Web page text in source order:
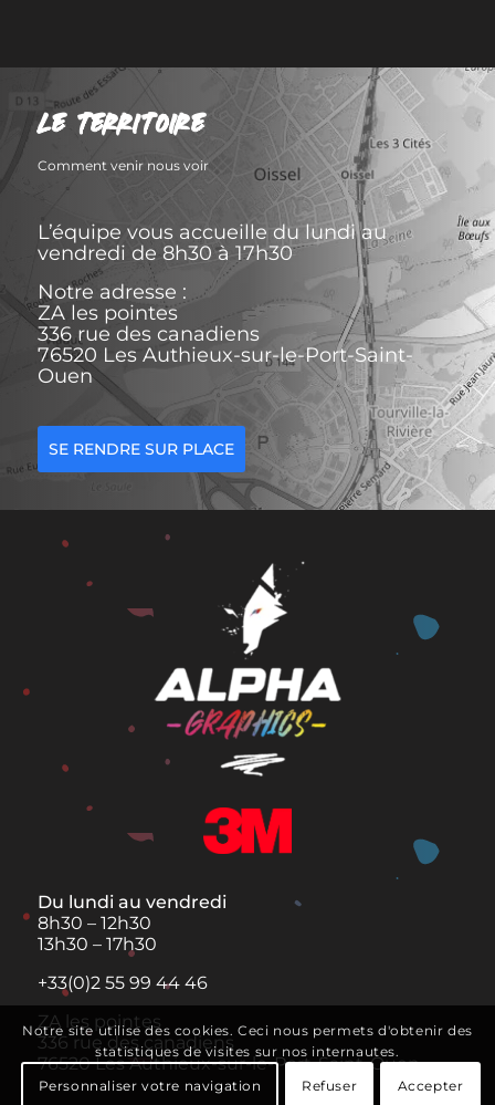
LE TERRITOIRE
Comment venir nous voir
L’équipe vous accueille du lundi au
vendredi de 8h30 à 17h30
Notre adresse :
ZA les pointes
336 rue des canadiens
76520 Les Authieux-sur-le-Port-Saint-
Ouen
SE RENDRE SUR PLACE
Du lundi au vendredi
8h30 – 12h30
13h30 – 17h30
+33(0)2 55 99 44 46
ZA les pointes
336 rue des canadiens
76520 Les Authieux-sur-le-Port-Saint-Ouen
Notre site utilise des cookies. Ceci nous permets d'obtenir des
statistiques de visites sur nos internautes.
Personnaliser votre navigation Refuser Accepter